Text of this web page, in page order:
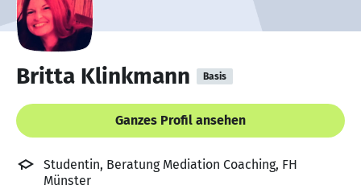
Britta Klinkmann Basis
Ganzes Profil ansehen
Studentin, Beratung Mediation Coaching, FH
Münster